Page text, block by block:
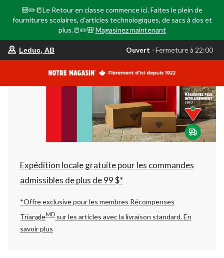
🎒✏️📒Le Retour en classe commence ici. Faites le plein de
fournitures scolaires, d'articles technologiques, de sacs à dos et
plus.📒✏️🎒 Magasinez maintenant
votre
est
AB,
Ouvert,
Fermeture
à
22:00
changer
Leduc, AB Ouvert ⋅ Fermeture à 22:00
Expédition locale gratuite pour les commandes
admissibles de plus de 99 $*
*Offre exclusive pour les membres Récompenses
TriangleMD sur les articles avec la livraison standard.En
savoir plus